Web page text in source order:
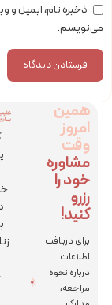
ذخیره نام، ایمیل و
می‌نویسم.
همین
امروز
وقت
مشاوره
خود را
رزرو
کنید!
برای دریافت
اطلاعات
درباره نحوه
مراجعه،